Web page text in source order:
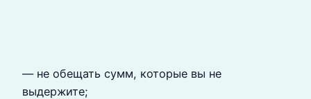
— не обещать сумм, которые вы не
выдержите;